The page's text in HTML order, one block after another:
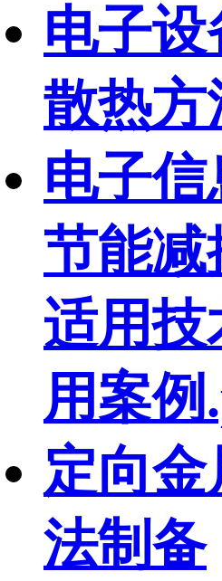
电子
散热方
电子
节能
适用
用案
定向
法制备